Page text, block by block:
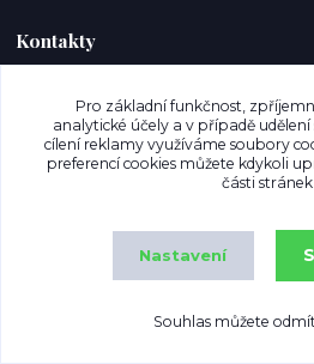
Kontakty
info@mujnakupostrava.cz
+420 608 886 135 (Po,So - 07-18h)
Jsme na Facebooku
Copyright ©
Pro základní funkčnost,
analytické účely a v případě
cílení reklamy využíváme soubory
preferencí cookies můžete kdykoli
části stránek.
Nastavení
Souhlas můžete